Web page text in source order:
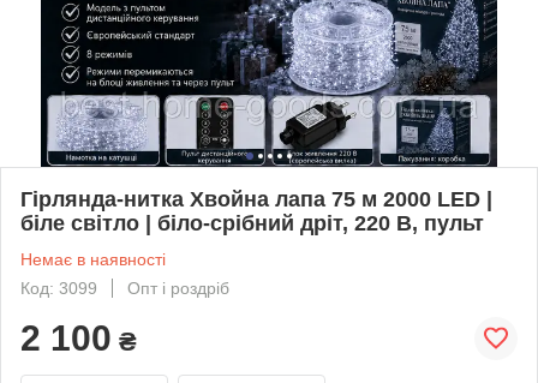
Гірлянда-нитка Хвойна лапа 75 м 2000 LED |
біле світло | біло-срібний дріт, 220 В, пульт
Немає в наявності
Код: 3099
Опт і роздріб
2 100 ₴